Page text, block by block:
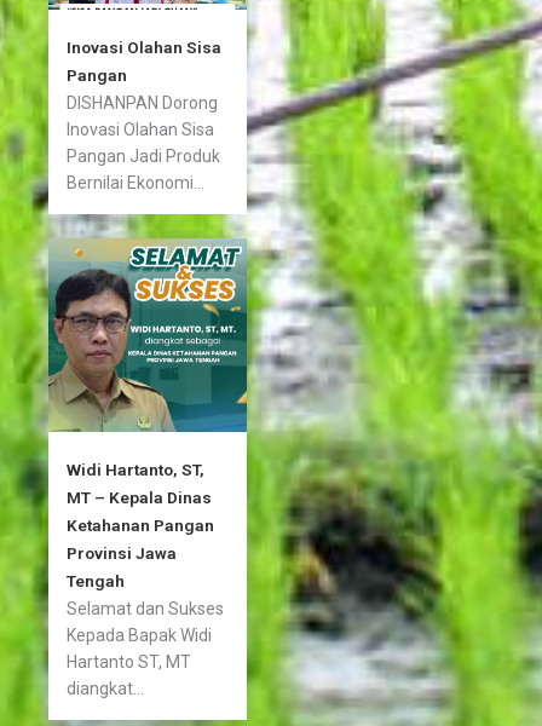
Inovasi Olahan Sisa
Pangan
DISHANPAN Dorong
Inovasi Olahan Sisa
Pangan Jadi Produk
Bernilai Ekonomi...
Widi Hartanto, ST,
MT – Kepala Dinas
Ketahanan Pangan
Provinsi Jawa
Tengah
Selamat dan Sukses
Kepada Bapak Widi
Hartanto ST, MT
diangkat...